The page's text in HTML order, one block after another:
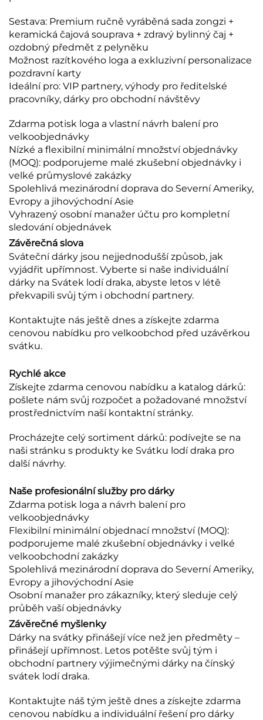
Sestava: Premium ručně vyráběná sada zongzi +
keramická čajová souprava + zdravý bylinný čaj +
ozdobný předmět z pelyněku
Možnost razítkového loga a exkluzivní personalizace
pozdravní karty
Ideální pro: VIP partnery, výhody pro ředitelské
pracovníky, dárky pro obchodní návštěvy
Zdarma potisk loga a vlastní návrh balení pro
velkoobjednávky
Nízké a flexibilní minimální množství objednávky
(MOQ): podporujeme malé zkušební objednávky i
velké průmyslové zakázky
Spolehlivá mezinárodní doprava do Severní Ameriky,
Evropy a jihovýchodní Asie
Vyhrazený osobní manažer účtu pro kompletní
sledování objednávek
Závěrečná slova
Sváteční dárky jsou nejjednodušší způsob, jak
vyjádřit upřímnost. Vyberte si naše individuální
dárky na Svátek lodí draka, abyste letos v létě
překvapili svůj tým i obchodní partnery.
Kontaktujte nás ještě dnes a získejte zdarma
cenovou nabídku pro velkoobchod před uzávěrkou
svátku.
Rychlé akce
Získejte zdarma cenovou nabídku a katalog dárků:
pošlete nám svůj rozpočet a požadované množství
prostřednictvím naší kontaktní stránky.
Procházejte celý sortiment dárků: podívejte se na
naši stránku s produkty ke Svátku lodí draka pro
další návrhy.
Naše profesionální služby pro dárky
Zdarma potisk loga a návrh balení pro
velkoobjednávky
Flexibilní minimální objednací množství (MOQ):
podporujeme malé zkušební objednávky i velké
velkoobchodní zakázky
Spolehlivá mezinárodní doprava do Severní Ameriky,
Evropy a jihovýchodní Asie
Osobní manažer pro zákazníky, který sleduje celý
průběh vaší objednávky
Závěrečné myšlenky
Dárky na svátky přinášejí více než jen předměty –
přinášejí upřímnost. Letos potěšte svůj tým i
obchodní partnery výjimečnými dárky na čínský
svátek lodí draka.
Kontaktujte náš tým ještě dnes a získejte zdarma
cenovou nabídku a individuální řešení pro dárky